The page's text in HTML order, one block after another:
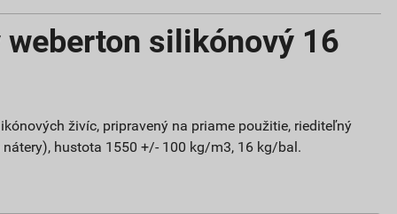
weberton silikónový 16
živíc, pripravený na priame použitie, riediteľný
hustota 1550 +/- 100 kg/m3, 16 kg/bal.